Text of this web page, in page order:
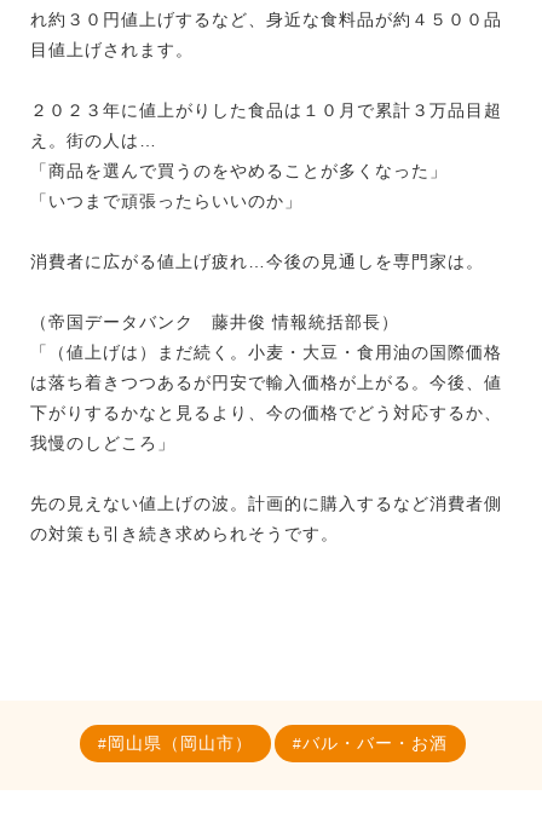
れ約３０円値上げするなど、身近な食料品が約４５００品
目値上げされます。
２０２３年に値上がりした食品は１０月で累計３万品目超
え。街の人は…
「商品を選んで買うのをやめることが多くなった」
「いつまで頑張ったらいいのか」
消費者に広がる値上げ疲れ…今後の見通しを専門家は。
（帝国データバンク 藤井俊 情報統括部長）
「（値上げは）まだ続く。小麦・大豆・食用油の国際価格
は落ち着きつつあるが円安で輸入価格が上がる。今後、値
下がりするかなと見るより、今の価格でどう対応するか、
我慢のしどころ」
先の見えない値上げの波。計画的に購入するなど消費者側
の対策も引き続き求められそうです。
岡山県（岡山市） バル・バー・お酒